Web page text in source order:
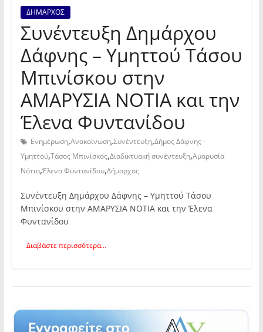
ΔΗΜΑΡΧΟΣ
Συνέντευξη Δημάρχου
Δάφνης – Υμηττού Τάσου
Μπινίσκου στην
ΑΜΑΡΥΣΙΑ ΝΟΤΙΑ και την
Έλενα Φυντανίδου
Ενημέρωση,Ανακοίνωση,Συνέντευξη,Δήμος Δάφνης -
Υμηττού,Τάσος Μπινίσκος,Διαδικτυακή συνέντευξη,Αμαρυσία
Νότια,Έλενα Φυντανίδου,Δήμαρχος
Συνέντευξη Δημάρχου Δάφνης – Υμηττού Τάσου
Μπινίσκου στην ΑΜΑΡΥΣΙΑ ΝΟΤΙΑ και την Έλενα
Φυντανίδου
Διαβάστε περισσότερα...